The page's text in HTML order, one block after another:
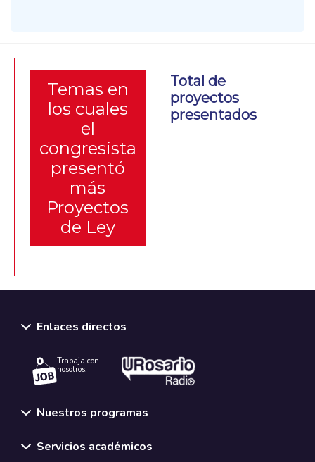
Temas en
los cuales
el
congresista
presentó
más
Proyectos
de Ley
Total de
proyectos
presentados
Enlaces directos
Trabaja con
nosotros.
Nuestros programas
Servicios académicos